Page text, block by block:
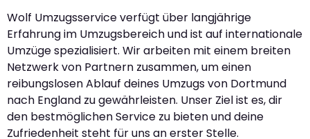
Wolf Umzugsservice verfügt über langjährige
Erfahrung im Umzugsbereich und ist auf internationale
Umzüge spezialisiert. Wir arbeiten mit einem breiten
Netzwerk von Partnern zusammen, um einen
reibungslosen Ablauf deines Umzugs von Dortmund
nach England zu gewährleisten. Unser Ziel ist es, dir
den bestmöglichen Service zu bieten und deine
Zufriedenheit steht für uns an erster Stelle.